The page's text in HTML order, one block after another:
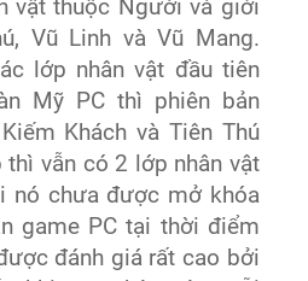
vật thuộc Người và giới
Vũ Linh và Vũ Mang.
lớp nhân vật đầu tiên
Mỹ PC thì phiên bản
Khách và Tiên Thú
vẫn có 2 lớp nhân vật
nó chưa được mở khóa
game PC tại thời điểm
đánh giá rất cao bởi